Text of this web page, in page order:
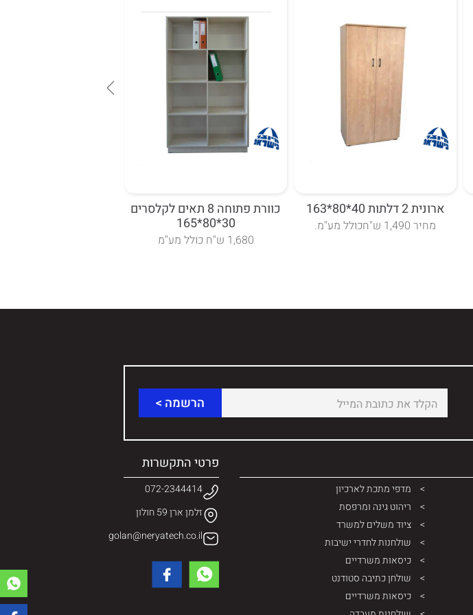
ארונית 2 דלתות 40*80*163
מחיר 1,490 ש"חכולל מע"מ.
כוורת פתוחה 8 תאים לקלסרים
30*80*165
1,680 ש"ח כולל מע"מ
מדפי מתכת לארכיון
ריהוט גינה ומרפסת
ציוד משלים למשרד
שולחנות לחדרי ישיבות
כיסאות משרדיים
שולחן כתיבה סטודנט
כיסאות משרדיים
פרטי התקשרות
072-2344414
זלמן ארן 59 חולון
golan@neryatech.co.il